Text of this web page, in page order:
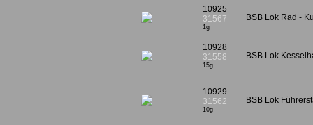
10925
31567
1g
BSB Lok Rad -
10928
31558
15g
BSB Lok
10929
31562
10g
BSB Lok